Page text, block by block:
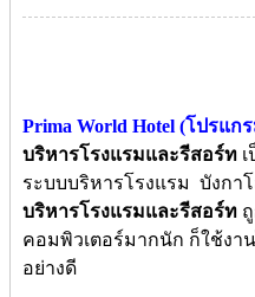
Prima World Hotel (โปรแ
บริหารโรงแรมและรีสอร์ท
ระบบบริหารโรงแรม บังกา
บริหารโรงแรมและรีสอร์ท
คอมพิวเตอร์มากนัก ก็ใช้งา
อย่างดี